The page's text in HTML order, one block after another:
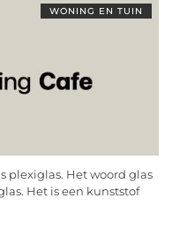
WONING EN TUIN
plexiglas. Het woord glas
Het is een kunststof